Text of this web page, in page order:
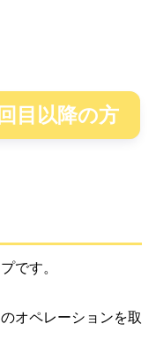
目以降の方
です。
オペレーションを取